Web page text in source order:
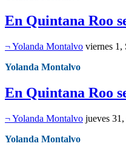
En Quintana Roo
¬ Yolanda Montalvo viernes 1,
Yolanda Montalvo
En Quintana Roo
¬ Yolanda Montalvo jueves
Yolanda Montalvo